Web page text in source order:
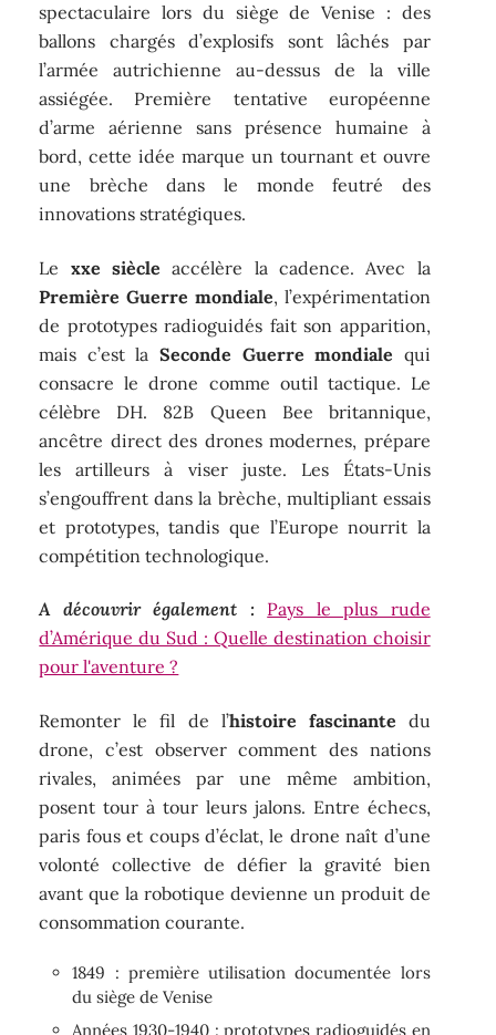
spectaculaire lors du siège de Venise : des
ballons chargés d’explosifs sont lâchés par
l’armée autrichienne au-dessus de la ville
assiégée. Première tentative européenne
d’arme aérienne sans présence humaine à
bord, cette idée marque un tournant et ouvre
une brèche dans le monde feutré des
innovations stratégiques.
Le xxe siècle accélère la cadence. Avec la
Première Guerre mondiale, l’expérimentation
de prototypes radioguidés fait son apparition,
mais c’est la Seconde Guerre mondiale qui
consacre le drone comme outil tactique. Le
célèbre DH. 82B Queen Bee britannique,
ancêtre direct des drones modernes, prépare
les artilleurs à viser juste. Les États-Unis
s’engouffrent dans la brèche, multipliant essais
et prototypes, tandis que l’Europe nourrit la
compétition technologique.
A découvrir également :
Pays le plus rude
d’Amérique du Sud : Quelle destination choisir
pour l'aventure ?
Remonter le fil de l’histoire fascinante du
drone, c’est observer comment des nations
rivales, animées par une même ambition,
posent tour à tour leurs jalons. Entre échecs,
paris fous et coups d’éclat, le drone naît d’une
volonté collective de défier la gravité bien
avant que la robotique devienne un produit de
consommation courante.
1849 : première utilisation documentée lors
du siège de Venise
Années 1930-1940 : prototypes radioguidés en